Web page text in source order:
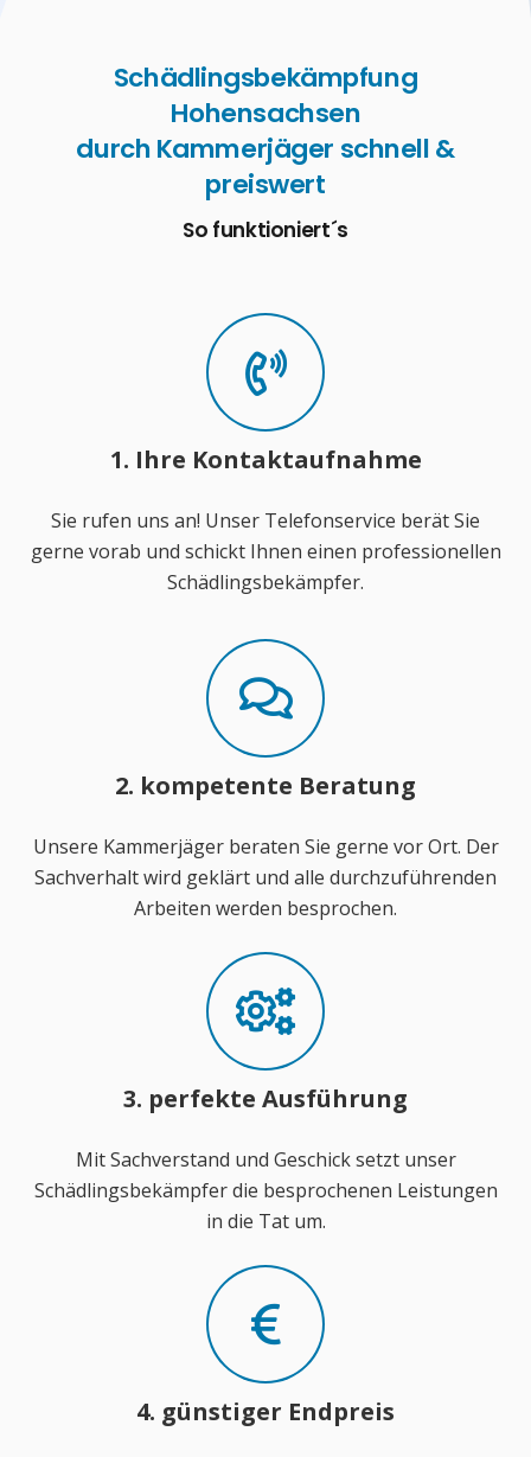
Schädlingsbekämpfung
Hohensachsen
durch Kammerjäger schnell &
preiswert
So funktioniert´s
1. Ihre Kontaktaufnahme
Sie rufen uns an! Unser Telefonservice berät Sie
gerne vorab und schickt Ihnen einen professionellen
Schädlingsbekämpfer.
2. kompetente Beratung
Unsere Kammerjäger beraten Sie gerne vor Ort. Der
Sachverhalt wird geklärt und alle durchzuführenden
Arbeiten werden besprochen.
3. perfekte Ausführung
Mit Sachverstand und Geschick setzt unser
Schädlingsbekämpfer die besprochenen Leistungen
in die Tat um.
4. günstiger Endpreis